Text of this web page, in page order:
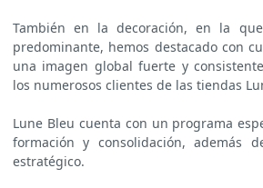
También en la decoración, en la
predominante, hemos destacado con
una imagen global fuerte y
los numerosos clientes de las tiendas
Lune Bleu cuenta con un programa
formación y consolidación, además
estratégico.